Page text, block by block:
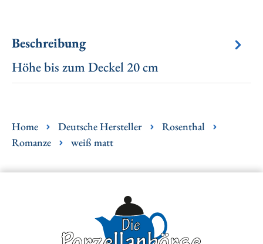
Beschreibung
Höhe bis zum Deckel 20 cm
Home Deutsche Hersteller
Rosenthal
Romanze
weiß matt